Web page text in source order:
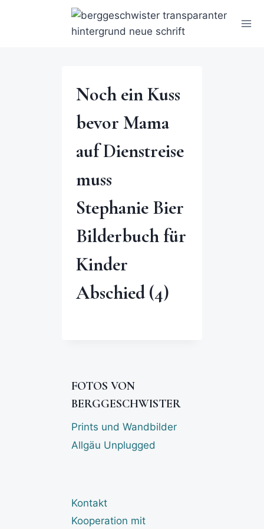
Noch ein Kuss
bevor Mama
auf Dienstreise
muss
Stephanie Bier
Bilderbuch für
Kinder
Abschied (4)
FOTOS VON
BERGGESCHWISTER
Prints und Wandbilder
Allgäu Unplugged
Kontakt
Kooperation mit